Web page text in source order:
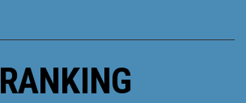
RANKING